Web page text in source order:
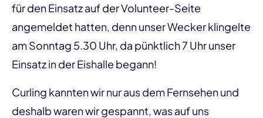
für den Einsatz auf der Volunteer-Seite
angemeldet hatten, denn unser Wecker klingelte
am Sonntag 5.30 Uhr, da pünktlich 7 Uhr unser
Einsatz in der Eishalle begann!
Curling kannten wir nur aus dem Fernsehen und
deshalb waren wir gespannt, was auf uns